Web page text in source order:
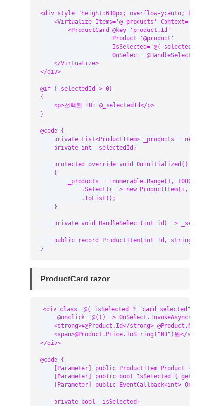
<div style='height:600px; overflow-y:auto;
<Virtualize Items='@_products'
        <ProductCard @key='product.Id'
                     Product='@product'
IsSelected='@(_selectedId ==
                     OnSelect='@HandleSelect' />
    </Virtualize>
</div>
@if (_selectedId > 0)
{
    <p>선택된 ID: @_selectedId</p>
}
@code {
    private List<ProductItem> _products = new();
    private int _selectedId;
    protected override void OnInitialized()
    {
        _products = Enumerable.Range(1, 10000)
.Select(i => new ProductItem(i, $"상품
            .ToList();
    }
private void HandleSelect(int id) =>
public record ProductItem(int Id, string Name,
}
ProductCard.razor
<div class='@(_isSelected ? "card selected" :
@onclick='@(() =>
    <strong>#@Product.Id</strong> @Product.Name
    <span>@Product.Price.ToString("N0")원</span>
</div>
@code {
[Parameter] public ProductItem Product { get;
    [Parameter] public bool IsSelected { get; set; }
[Parameter] public EventCallback<int> OnSelect
    private bool _isSelected;